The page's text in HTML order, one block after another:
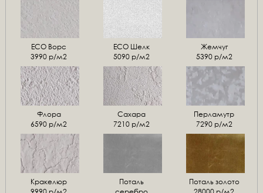
ЕСО Ворс
3990 р/м2
ЕСО Шелк
5090 р/м2
Жемчуг
5390 р/м2
Флора
6590 р/м2
Сахара
7210 р/м2
Перламутр
7290 р/м2
Кракелюр
Поталь
Поталь золото